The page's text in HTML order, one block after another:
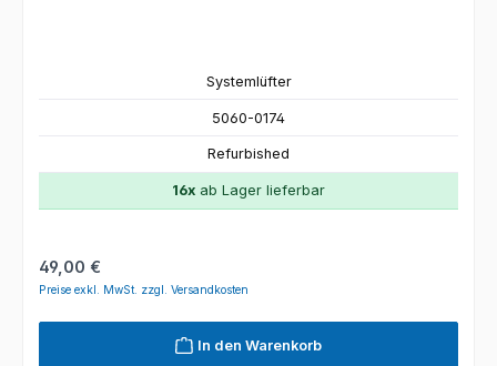
Systemlüfter
5060-0174
Refurbished
16x ab Lager lieferbar
Regulärer Preis:
49,00 €
Preise exkl. MwSt. zzgl. Versandkosten
In den Warenkorb